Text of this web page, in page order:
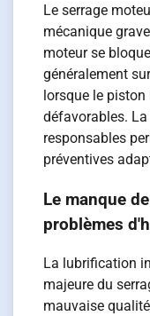
Le serrage
mécanique
moteur se
généralement
lorsque le
défavorables.
responsables
préventives
Le manque
problèmes
La lubrification
majeure du
mauvaise